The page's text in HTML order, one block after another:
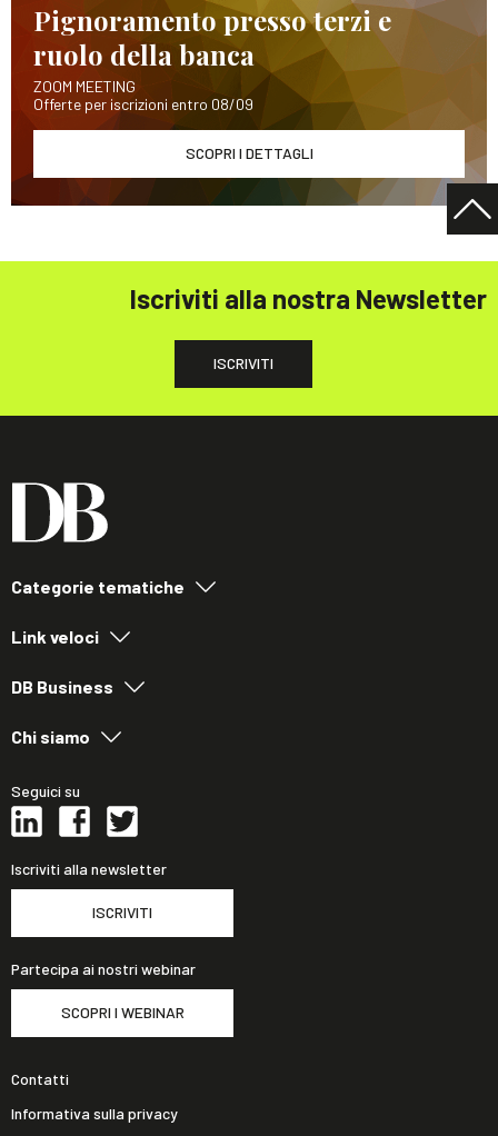
Pignoramento presso terzi e
ruolo della banca
ZOOM MEETING
Offerte per iscrizioni entro 08/09
SCOPRI I DETTAGLI
Iscriviti alla nostra Newsletter
ISCRIVITI
Categorie tematiche
Link veloci
DB Business
Chi siamo
Seguici su
Iscriviti alla newsletter
ISCRIVITI
Partecipa ai nostri webinar
SCOPRI I WEBINAR
Contatti
Informativa sulla privacy